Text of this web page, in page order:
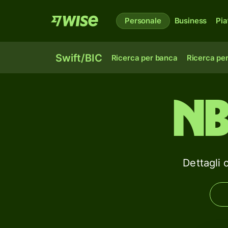
Personale Business
Swift/BIC Ricerca per banca Ricerca
Dettagli